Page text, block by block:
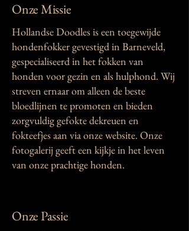
Onze Missie
Hollandse Doodles is een toegewijde
hondenfokker gevestigd in Barneveld,
gespecialiseerd in het fokken van
honden voor gezin en als hulphond. Wij
streven ernaar om alleen de beste
bloedlijnen te promoten en bieden
zorgvuldig gefokte dekreuen en
fokteefjes aan via onze website. Onze
fotogalerij geeft een kijkje in het leven
van onze prachtige honden.
Onze Passie